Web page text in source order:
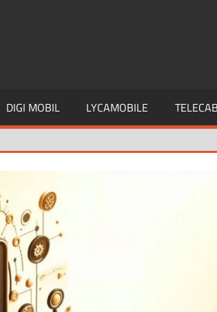
DIGI MOBIL LYCAMOBILE